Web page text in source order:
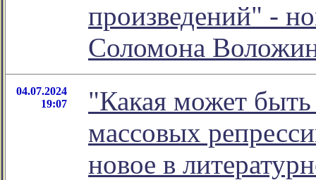
произведений" -
Соломона
04.07.2024
19:07
"Какая может
массовых
новое в